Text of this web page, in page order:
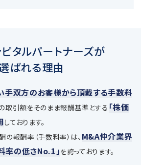
タルパートナーズが
ばれる理由
手双方のお客様から頂戴する手数料
取引額をそのまま報酬基準とする 「株価
しております。
報酬率（手数料率）は、 M&A仲介業界
率の低さNo.1」を誇っております。